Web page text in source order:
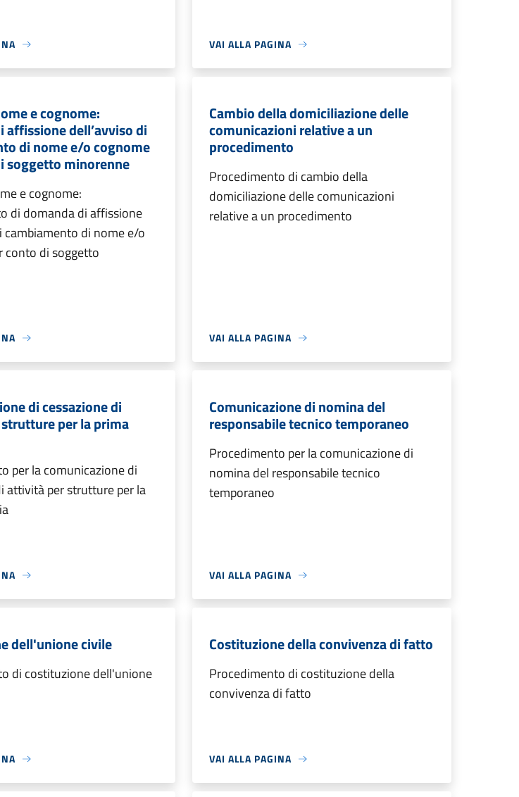
VAI ALLA PAGINA
e cognome:
affissione dell’avviso di
di nome e/o cognome
soggetto minorenne
e cognome:
di domanda di affissione
cambiamento di nome e/o
conto di soggetto
Cambio della domiciliazione delle
comunicazioni relative a un
procedimento
Procedimento di cambio della
domiciliazione delle comunicazioni
relative a un procedimento
VAI ALLA PAGINA
di cessazione di
per la prima
per la comunicazione di
attività per strutture per la
Comunicazione di nomina del
responsabile tecnico temporaneo
Procedimento per la comunicazione di
nomina del responsabile tecnico
temporaneo
VAI ALLA PAGINA
dell'unione civile
di costituzione dell'unione
Costituzione della convivenza di fatto
Procedimento di costituzione della
convivenza di fatto
VAI ALLA PAGINA